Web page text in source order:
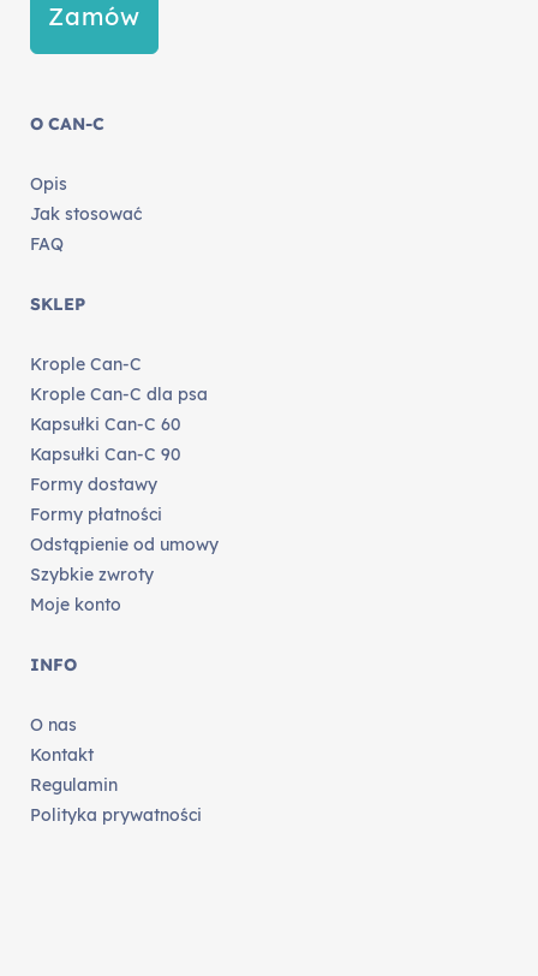
Zamów
O CAN-C
Opis
Jak stosować
FAQ
SKLEP
Krople Can-C
Krople Can-C dla psa
Kapsułki Can-C 60
Kapsułki Can-C 90
Formy dostawy
Formy płatności
Odstąpienie od umowy
Szybkie zwroty
Moje konto
INFO
O nas
Kontakt
Regulamin
Polityka prywatności